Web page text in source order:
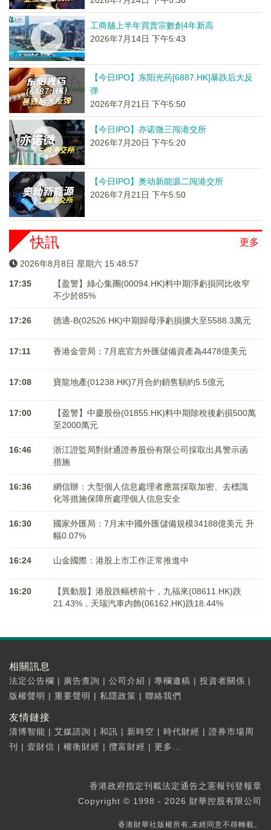
工商舖上半年買賣宗數創4年新高
2026年7月14日 下午5:43
【今日IPO】东阳光药[6887.HK]暴跌后大反
弹
2026年7月21日 下午5:50
【今日IPO】亦诺微三闯港交所
2026年7月20日 下午5:20
【今日IPO】奥动新能源二闯港交所
2026年7月21日 下午5:50
更多
快訊
2026年8月8日 星期六 15:48:58
17:35
【盈警】綠心集團(00094.HK)料中期淨虧損同比收窄
不少於85%
17:26 德適-B(02526.HK)中期歸母淨虧損擴大至5588.3萬元
17:11 香港金管局：7月底官方外匯儲備資產為4478億美元
17:08 寶龍地產(01238.HK)7月合約銷售額約5.5億元
17:00
【盈警】中慶股份(01855.HK)料中期除稅後虧損500萬
至2000萬元
16:46
浙江證監局對財通證券股份有限公司採取出具警示函
措施
16:36
網信辦：大型個人信息處理者應當採取加密、去標識
化等措施保障所處理個人信息安全
16:30
國家外匯局：7月末中國外匯儲備規模34188億美元 升
幅0.07%
16:24 山金國際：港股上市工作正常推進中
16:20
【異動股】港股跌幅榜前十，九福來(08611.HK)跌
21.43%，天瑞汽車内飾(06162.HK)跌18.44%
相關訊息
法定公告欄 | 廣告查詢 | 公司介紹 | 專欄邀稿 | 投資者關係 |
版權聲明 | 重要聲明 | 私隱政策 | 聯絡我們
友情鏈接
清博智能 | 艾媒諮詢 | 和訊 | 新時空 | 時代財經 | 證券市場周
刊
| 壹財信 | 權衡財經 | 攬富財經 | 更多...
香港政府指定刊載法定通告之憲報刊登報章
Copyright © 1998 - 2026 財華控股有限公司
香港財華社版權所有,未經同意不得轉載。